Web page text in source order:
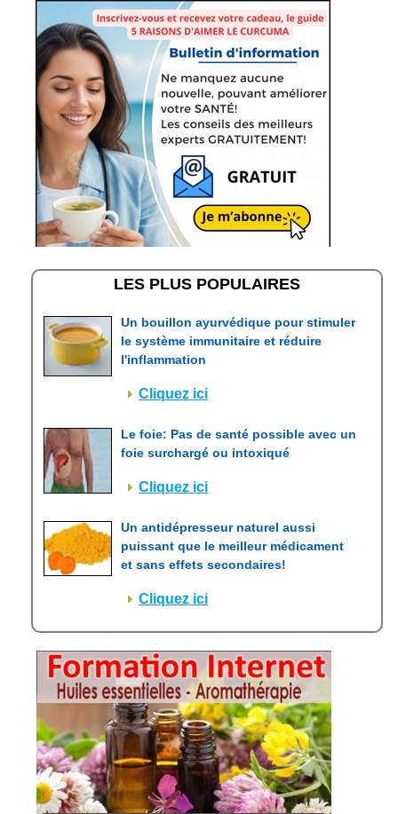
LES PLUS POPULAIRES
Un bouillon ayurvédique pour stimuler
le système immunitaire et réduire
l'inflammation
Cliquez ici
Le foie: Pas de santé possible avec un
foie surchargé ou intoxiqué
Cliquez ici
Un antidépresseur naturel aussi
puissant que le meilleur médicament
et sans effets secondaires!
Cliquez ici